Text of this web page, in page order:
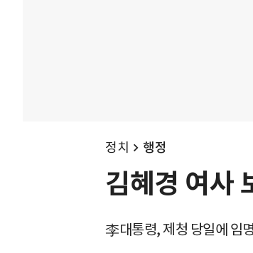
정치 행정
김혜경 여사
李대통령, 제청 당일에 임